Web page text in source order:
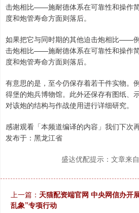
击炮相比——施耐德体系在可靠性和操作
度和炮管寿命方面则落后。
如果把它与同时期的其他迫击炮相比——
击炮相比——施耐德体系在可靠性和操作
度和炮管寿命方面则落后。
有意思的是，至今仍保存着若干件实物。
得堡的炮兵博物馆。此外还保存有图纸、
对该炮的结构与作战使用进行详细研究。
感谢观看「本频道编译的内容」我们下次再
发布于：黑龙江省
盛达优配提示：文章来
上一篇： 天猫配资端官网 中央网信办开
乱象”专项行动